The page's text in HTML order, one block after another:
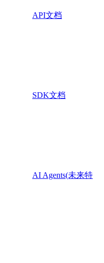
API文档
SDK文档
AI Agents(未来特